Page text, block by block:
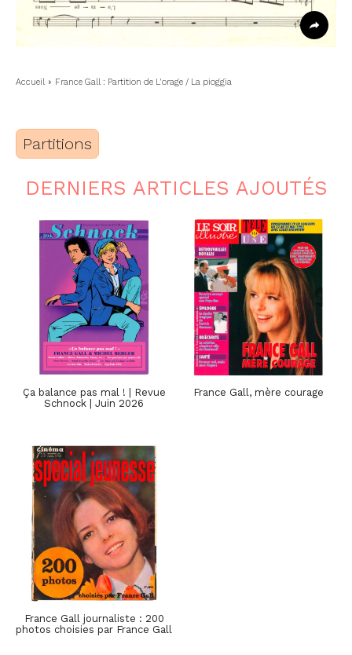
Accueil France Gall : Partition de L'orage / La pioggia
Partitions
DERNIERS ARTICLES AJOUTÉS
Ça balance pas mal ! | Revue
Schnock | Juin 2026
France Gall, mère courage
France Gall journaliste : 200
photos choisies par France Gall